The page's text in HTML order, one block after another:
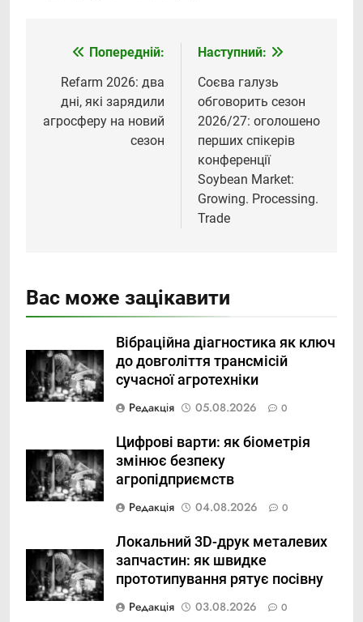
Навігація
записів
Попередній:
Refarm 2026: два
дні, які зарядили
агросферу на новий
сезон
Наступний:
Соєва галузь
обговорить сезон
2026/27: оголошено
перших спікерів
конференції
Soybean Market:
Growing. Processing.
Trade
Вас може зацікавити
Вібраційна діагностика як ключ
до довголіття трансмісій
сучасної агротехніки
Редакція
05.08.2026 0
Цифрові варти: як біометрія
змінює безпеку
агропідприємств
Редакція
04.08.2026 0
Локальний 3D-друк металевих
запчастин: як швидке
прототипування рятує посівну
Редакція
03.08.2026 0